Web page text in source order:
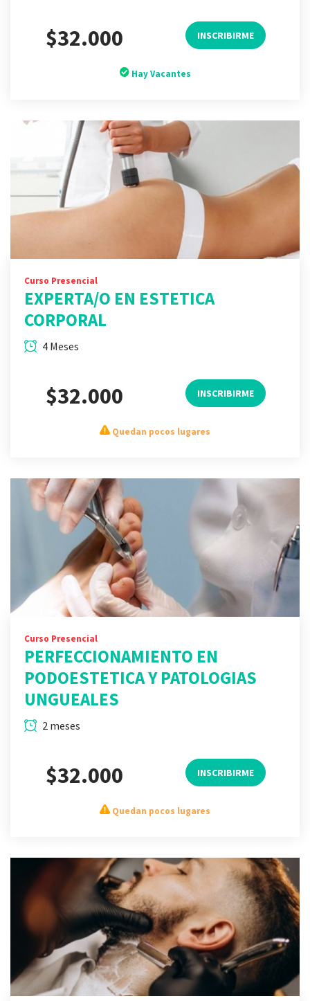
$32.000 INSCRIBIRME
Hay Vacantes
Curso Presencial
EXPERTA/O EN ESTETICA
CORPORAL
4 Meses
$32.000 INSCRIBIRME
Quedan pocos lugares
Curso Presencial
PERFECCIONAMIENTO EN
PODOESTETICA Y PATOLOGIAS
UNGUEALES
2 meses
$32.000 INSCRIBIRME
Quedan pocos lugares